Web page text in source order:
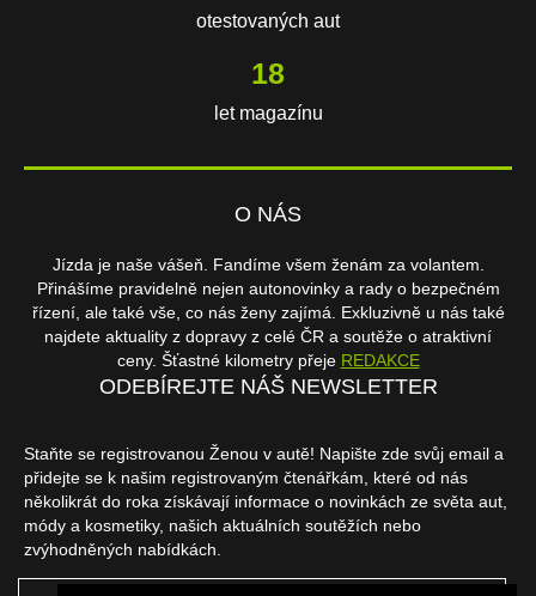
otestovaných aut
18
let magazínu
O NÁS
Jízda je naše vášeň. Fandíme všem ženám za volantem.
Přinášíme pravidelně nejen autonovinky a rady o bezpečném
řízení, ale také vše, co nás ženy zajímá. Exkluzivně u nás také
najdete aktuality z dopravy z celé ČR a soutěže o atraktivní
ceny. Šťastné kilometry přeje REDAKCE
ODEBÍREJTE NÁŠ NEWSLETTER
Staňte se registrovanou Ženou v autě! Napište zde svůj email a
přidejte se k našim registrovaným čtenářkám, které od nás
několikrát do roka získávají informace o novinkách ze světa aut,
módy a kosmetiky, našich aktuálních soutěžích nebo
zvýhodněných nabídkách.